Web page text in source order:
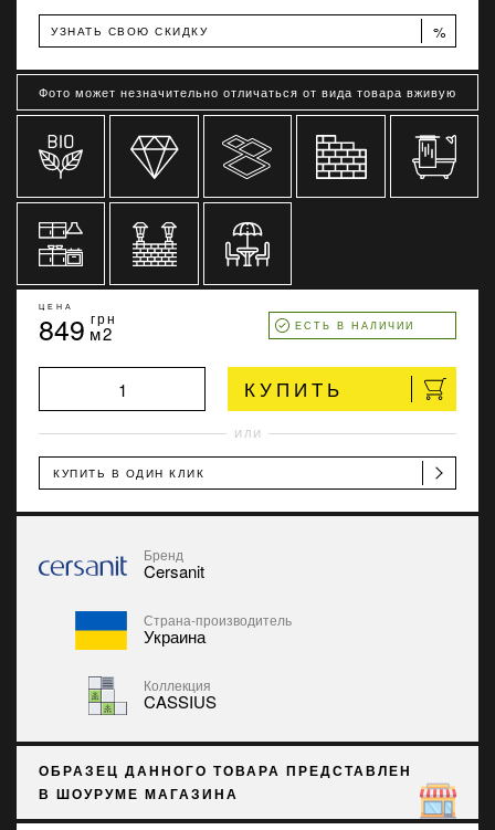
УЗНАТЬ СВОЮ СКИДКУ %
Фото может незначительно отличаться от вида товара вживую
ЦЕНА
849 грн
м2 ЕСТЬ В НАЛИЧИИ
КУПИТЬ
ИЛИ
КУПИТЬ В ОДИН КЛИК
Бренд
Cersanit
Страна-производитель
Украина
Коллекция
CASSIUS
ОБРАЗЕЦ ДАННОГО ТОВАРА ПРЕДСТАВЛЕН
В ШОУРУМЕ МАГАЗИНА